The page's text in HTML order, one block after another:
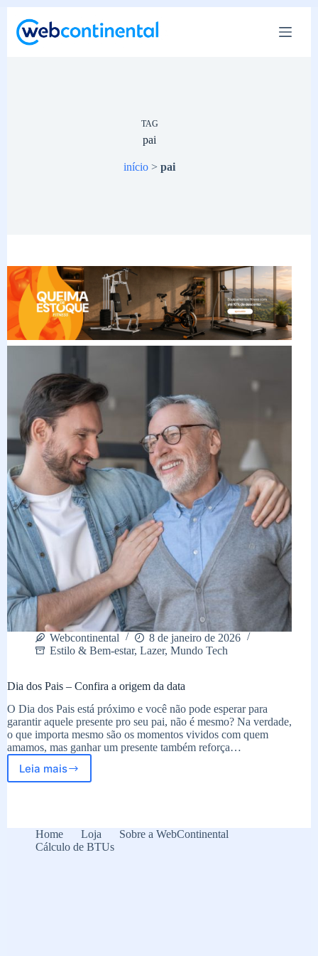
para
TAG
pai
início >pai
Webcontinental
8 de janeiro de 2026
Estilo & Bem-estar, Lazer, Mundo Tech
Dia dos Pais – Confira a origem da data
O Dia dos Pais está próximo e você não pode esperar para
garantir aquele presente pro seu pai, não é mesmo? Na verdade,
o que importa mesmo são os momentos vividos com quem
amamos, mas ganhar um presente também reforça…
Leia mais
Dia
Confira
a
origem
Home Loja
Sobre a WebContinental
Cálculo de BTUs